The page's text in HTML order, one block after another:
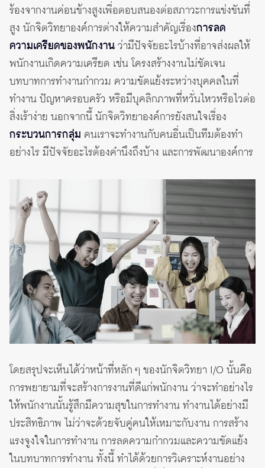
ร้องจากงานค่อนข้างสูงเพื่อตอบสนองต่อสภาวะการแข่งขันที่
สูง นักจิตวิทยาองค์การต่างให้ความสำคัญเรื่องการลด
ความเครียดของพนักงานว่ามีปัจจัยอะไรบ้างที่อาจส่งผลให้
พนักงานเกิดความเครียด เช่น โครงสร้างงานไม่ชัดเจน
บทบาทการทำงานกำกวม ความขัดแย้งระหว่างบุคคลในที่
ทำงาน ปัญหาครอบครัว หรือมีบุคลิกภาพที่หวั่นไหวหรือไวต่อ
สิ่งเร้าง่าย นอกจากนี้ นักจิตวิทยาองค์การยังสนใจเรื่อง
กระบวนการกลุ่ม คนเราจะทำงานกับคนอื่นเป็นทีมต้องทำ
อย่างไร มีปัจจัยอะไรต้องคำนึงถึงบ้าง และการพัฒนาองค์การ
โดยสรุปจะเห็นได้ว่าหน้าที่หลัก ๆ ของนักจิตวิทยา I/O นั้นคือ
การพยายามที่จะสร้างการงานที่ดีแก่พนักงาน ว่าจะทำอย่างไร
ให้พนักงานนั้นรู้สึกมีความสุขในการทำงาน ทำงานได้อย่างมี
ประสิทธิภาพ ไม่ว่าจะด้วยจับคู่คนให้เหมาะกับงาน การสร้าง
แรงจูงใจในการทำงาน การลดความกำกวมและความขัดแย้ง
ในบทบาทการทำงาน ทั้งนี้ ทำได้ด้วยการวิเคราะห์งานอย่าง